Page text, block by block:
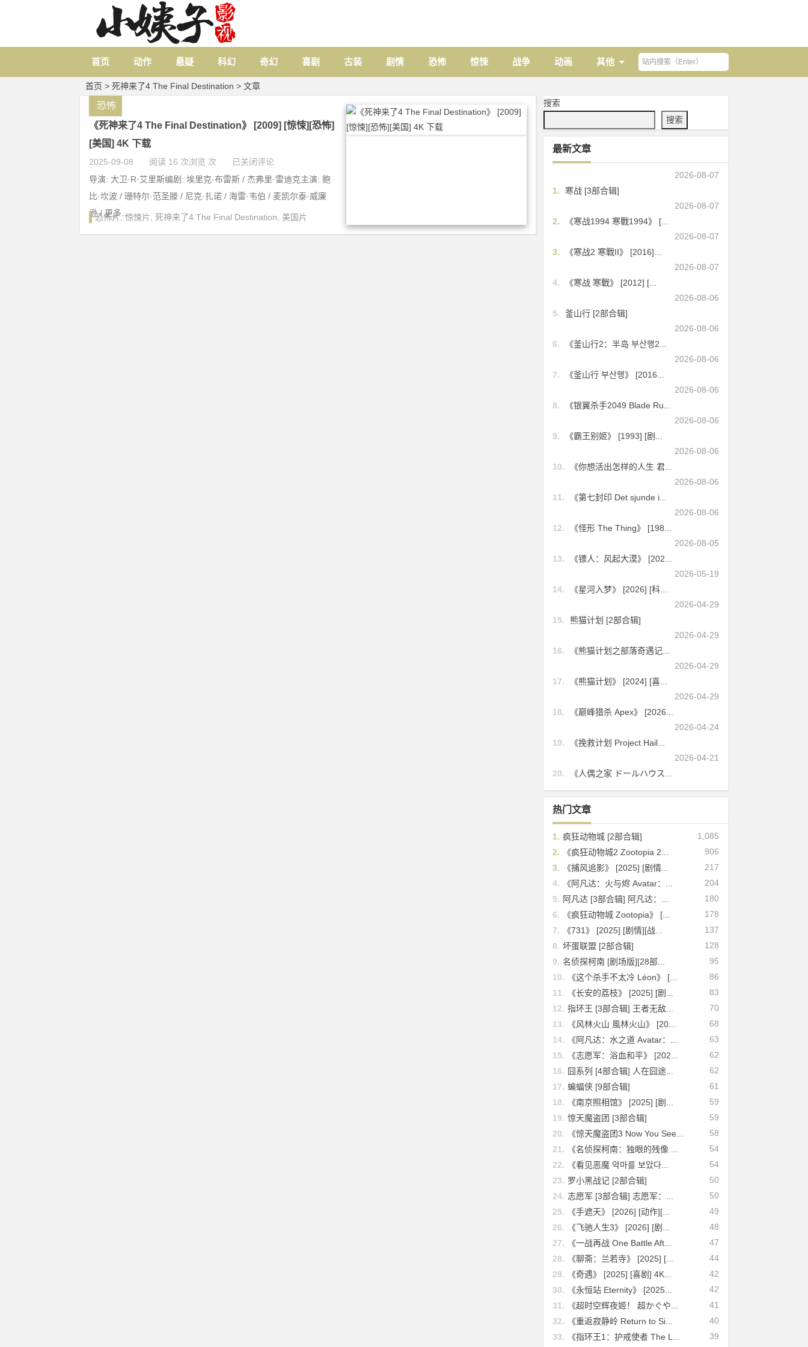
首页 动作 悬疑 科幻 奇幻 喜剧 古装 剧情 恐怖 惊悚 战争 动画 其他
首页 > 死神来了4 The Final Destination > 文章
《死神来了4 The Final Destination》 [2009] [惊悚][恐怖]
[美国] 4K 下载
2025-09-08 阅读 16 次浏览 次 已关闭评论
恐怖
导演: 大卫·R·艾里斯编剧: 埃里克·布雷斯 / 杰弗里·雷迪克主演: 鲍
比·坎波 / 珊特尔·范圣滕 / 尼克·扎诺 / 海雷·韦伯 / 麦凯尔泰·威廉
逊 / 更多...
恐怖片,惊悚片 死神来了4 The Final Destination 美国片
搜索
搜索
最新文章
2026-08-07
1.
寒战 [3部合辑]
2026-08-07
2.
《寒战1994 寒戰1994》 [...
2026-08-07
3.
《寒战2 寒戰II》 [2016]...
2026-08-07
4.
《寒战 寒戰》 [2012] [...
2026-08-06
5.
釜山行 [2部合辑]
2026-08-06
6.
《釜山行2：半岛 부산행2...
2026-08-06
7.
《釜山行 부산행》 [2016...
2026-08-06
8.
《银翼杀手2049 Blade Ru...
2026-08-06
9.
《霸王别姬》 [1993] [剧...
2026-08-06
10.
《你想活出怎样的人生 君...
2026-08-06
11.
《第七封印 Det sjunde i...
2026-08-06
12.
《怪形 The Thing》 [198...
2026-08-05
13.
《镖人：风起大漠》 [202...
2026-05-19
14.
《星河入梦》 [2026] [科...
2026-04-29
15.
熊猫计划 [2部合辑]
2026-04-29
16.
《熊猫计划之部落奇遇记...
2026-04-29
17.
《熊猫计划》 [2024] [喜...
2026-04-29
18.
《巅峰猎杀 Apex》 [2026...
2026-04-24
19.
《挽救计划 Project Hail...
2026-04-21
20.
《人偶之家 ドールハウス...
热门文章
1,085
1. 疯狂动物城 [2部合辑]
906
2.
《疯狂动物城2 Zootopia 2...
217
3.
《捕风追影》 [2025] [剧情...
204
4.
《阿凡达：火与烬 Avatar：...
180
5. 阿凡达 [3部合辑] 阿凡达：...
178
6.
《疯狂动物城 Zootopia》 [...
137
7.
《731》 [2025] [剧情][战...
128
8. 坏蛋联盟 [2部合辑]
95
9. 名侦探柯南 [剧场版][28部...
86
10.
《这个杀手不太冷 Léon》 [...
83
11.
《长安的荔枝》 [2025] [剧...
70
12. 指环王 [3部合辑] 王者无敌...
68
13.
《风林火山 風林火山》 [20...
63
14.
《阿凡达：水之道 Avatar：...
62
15.
《志愿军：浴血和平》 [202...
62
16. 囧系列 [4部合辑] 人在囧途...
61
17. 蝙蝠侠 [9部合辑]
59
18.
《南京照相馆》 [2025] [剧...
59
19. 惊天魔盗团 [3部合辑]
58
20.
《惊天魔盗团3 Now You See...
54
21.
《名侦探柯南：独眼的残像 ...
54
22.
《看见恶魔 악마를 보았다...
50
23. 罗小黑战记 [2部合辑]
50
24. 志愿军 [3部合辑] 志愿军：...
49
25.
《手遮天》 [2026] [动作][...
48
26.
《飞驰人生3》 [2026] [剧...
47
27.
《一战再战 One Battle Aft...
44
28.
《聊斋：兰若寺》 [2025] [...
42
29.
《奇遇》 [2025] [喜剧] 4K...
42
30.
《永恒站 Eternity》 [2025...
41
31.
《超时空辉夜姬！ 超かぐや...
40
32.
《重返寂静岭 Return to Si...
39
33. 《指环王1：护戒使者 The L...